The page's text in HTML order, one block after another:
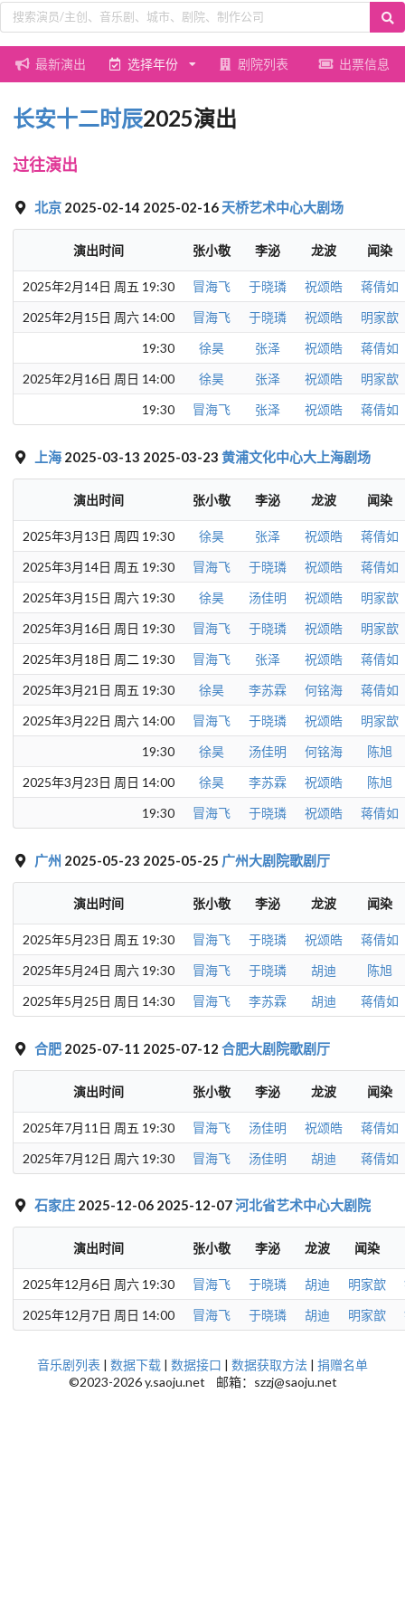
最新演出 选择年份 剧院列表 出票信息
长安十二时辰2025演出
过往演出
北京 2025-02-14 2025-02-16 天桥艺术中心大剧场
演出时间 张小敬 李泌 龙波 闻染
2025年2月14日 周五 19:30 冒海飞 于晓璘 祝颂皓
蒋倩如
2025年2月15日 周六 14:00
冒海飞 于晓璘 祝颂皓
明家歆
19:30
徐昊 张泽 祝颂皓
蒋倩如
2025年2月16日 周日 14:00
徐昊 张泽 祝颂皓
明家歆
19:30
冒海飞 张泽 祝颂皓 蒋倩如
上海 2025-03-13 2025-03-23黄浦文化中心大上海剧场
演出时间 张小敬 李泌 龙波 闻染
2025年3月13日 周四 19:30 徐昊 张泽 祝颂皓
蒋倩如
2025年3月14日 周五 19:30
冒海飞 于晓璘 祝颂皓
蒋倩如
2025年3月15日 周六 19:30
徐昊 汤佳明 祝颂皓
明家歆
2025年3月16日 周日 19:30
冒海飞 于晓璘 祝颂皓
明家歆
2025年3月18日 周二 19:30
冒海飞 张泽 祝颂皓
蒋倩如
2025年3月21日 周五 19:30
徐昊 李苏霖 何铭海
蒋倩如
2025年3月22日 周六 14:00
冒海飞 于晓璘 祝颂皓
明家歆
19:30
徐昊 汤佳明 何铭海
陈旭
2025年3月23日 周日 14:00
徐昊 李苏霖 祝颂皓
陈旭
19:30
冒海飞 于晓璘 祝颂皓 蒋倩如
广州 2025-05-23 2025-05-25 广州大剧院歌剧厅
演出时间 张小敬 李泌 龙波 闻染
2025年5月23日 周五 19:30 冒海飞 于晓璘 祝颂皓
蒋倩如
2025年5月24日 周六 19:30
冒海飞 于晓璘 胡迪
陈旭
2025年5月25日 周日 14:30
冒海飞 李苏霖 胡迪 蒋倩如
合肥 2025-07-11 2025-07-12合肥大剧院歌剧厅
演出时间 张小敬 李泌 龙波 闻染
2025年7月11日 周五 19:30 冒海飞 汤佳明 祝颂皓
蒋倩如
2025年7月12日 周六 19:30
冒海飞 汤佳明 胡迪 蒋倩如
石家庄 2025-12-06 2025-12-07河北省艺术中心大剧院
演出时间 张小敬 李泌 龙波 闻染
2025年12月6日 周六 19:30 冒海飞 于晓璘 胡迪 明家歆
2025年12月7日 周日 14:00
冒海飞 于晓璘 胡迪 明家歆
音乐剧列表 | 数据下载 | 数据接口 | 数据获取方法 | 捐赠名单
©2023-2026 y.saoju.net 邮箱：szzj@saoju.net